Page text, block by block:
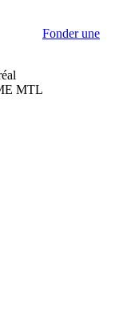
Fonder une
MTL